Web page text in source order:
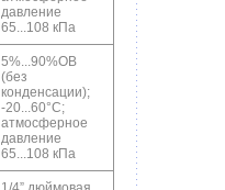
давление
65...108 кПа
5%...90%ОВ
(без
конденсации);
-20...60°С;
атмосферное
давление
65...108 кПа